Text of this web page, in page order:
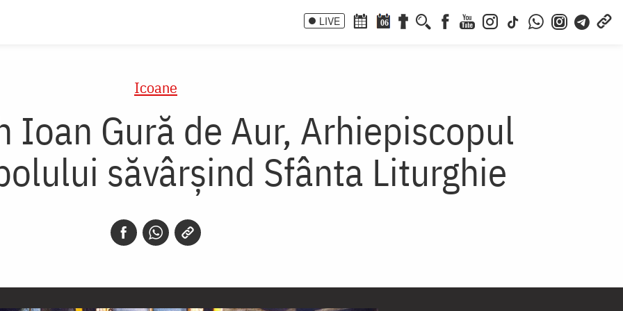
LIVE 06
Icoane
Ioan Gură de Aur, Arhiepiscopul
săvârșind Sfânta Liturghie